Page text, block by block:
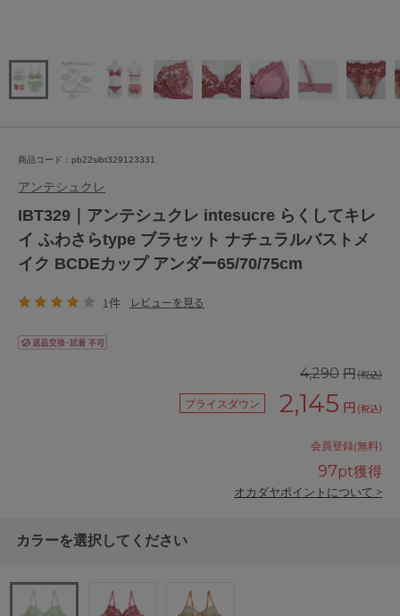
商品コード：pb22sibt329123331
アンテシュクレ
IBT329｜アンテシュクレ intesucre らくしてキレ
イ ふわさらtype ブラセット ナチュラルバストメ
イク BCDEカップ アンダー65/70/75cm
1件 レビューを見る
4,290 円(税込)
プライスダウン 2,145 円 (税込)
会員登録(無料)
97pt獲得
オカダヤポイントについて >
カラーを選択してください